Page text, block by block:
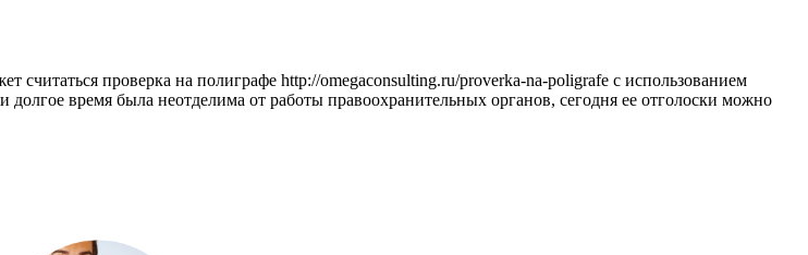
проверка на полиграфе http://omegaconsulting.ru/proverka-na-poligrafe с использованием
время была неотделима от работы правоохранительных органов, сегодня ее отголоски можно